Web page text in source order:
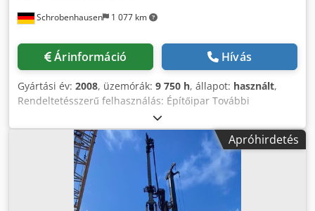
Schrobenhausen 1 077 km
Árinformáció Hívás
Gyártási év: 2008, üzemórák: 9 750 h, állapot: használt,
Rendeltetésszerű felhasználás: Építőipar További
információért forduljon Mohamad Fattah Ahmadhoz.
Dkodoh Tyzxjpfx Af Asr Cölöpverő és fúrótorony
Felépítmény : Sennebogen BS 80 R Motor : CAT C 18 570
kW Opcionális : MR 125 V, KDK 232 S, DKS 100/200 vibrátor
Felszerelés : Kocogtató, Kelly és SOB fúrás, központi kenés,
légkompresszor, CSM előkészítés A gép kiváló állapotban
van, és azonnal használatra kész.
Apróhirdetés